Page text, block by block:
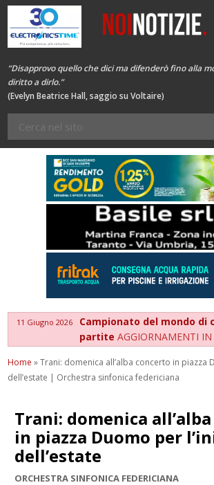
“Disapprovo quello che dici ma difenderò fino alla
diritto a dirlo.”
(Evelyn Beatrice Hall, saggio su Voltaire)
11 Giugno 2026
Campionato del mondo di
partiteAGGIORNAMENTI
Home »Trani: domenica all’alba concerto in piazza
dell’estate | Orchestra sinfonica federiciana
Trani: domenica
in piazza Duomo per
dell’estate
ORCHESTRA SINFONICA FEDERICIANA